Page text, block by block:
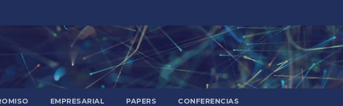
EMPRESARIAL PAPERS CONFERENCIAS